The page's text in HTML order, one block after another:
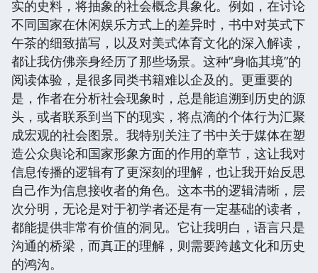
实的史料，将抽象的社会概念具象化。例如，在讨论
不同国家在休闲娱乐方式上的差异时，书中对英式下
午茶的细致描写，以及对美式体育文化的深入解读，
都让我仿佛亲身经历了那些场景。这种“身临其境”的
阅读体验，是很多同类书籍难以企及的。更重要的
是，作者在分析社会现象时，总是能追溯到历史的源
头，或者联系到当下的现实，将点滴的个体行为汇聚
成宏观的社会图景。我特别关注了书中关于媒体在塑
造公众舆论和国家形象方面的作用的章节，这让我对
信息传播的逻辑有了更深刻的理解，也让我开始反思
自己作为信息接收者的角色。这本书的逻辑清晰，层
次分明，无论是对于初学者还是有一定基础的读者，
都能提供非常有价值的洞见。它让我明白，语言只是
沟通的桥梁，而真正的理解，则需要跨越文化和历史
的鸿沟。